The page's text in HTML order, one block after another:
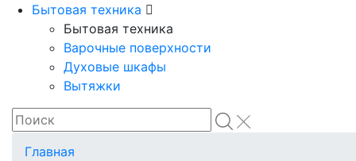
Бытовая техника
Бытовая техника
Варочные поверхности
Духовые шкафы
Вытяжки
Главная